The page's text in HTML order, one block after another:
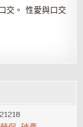
交。 性愛與口交